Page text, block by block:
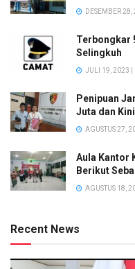
DESEMBER
Terbongkar
Selingkuh
JULI 19, 2023 |
Penipuan
Juta dan
AGUSTUS 27,
Aula Kantor
Berikut
AGUSTUS 18,
Recent News